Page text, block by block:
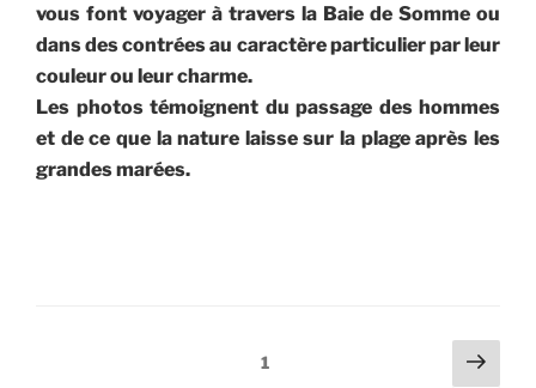
vous font voyager à travers la Baie de Somme ou
dans des contrées au caractère particulier par leur
couleur ou leur charme.
Les photos témoignent du passage des hommes
et de ce que la nature laisse sur la plage après les
grandes marées.
Page1
Page